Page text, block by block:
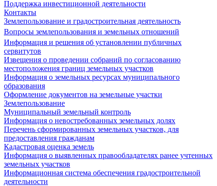
Поддержка инвестиционной деятельности
Контакты
Землепользование и градостроительная деятельность
Вопросы землепользования и земельных отношений
Информация и решения об установлении публичных
сервитутов
Извещения о проведении собраний по согласованию
местоположения границ земельных участков
Информация о земельных ресурсах муниципального
образования
Оформление документов на земельные участки
Землепользование
Муниципальный земельный контроль
Информация о невостребованных земельных долях
Перечень сформированных земельных участков, для
предоставления гражданам
Кадастровая оценка земель
Информация о выявленных правообладателях ранее учтенных
земельных участков
Информационная система обеспечения градостроительной
деятельности